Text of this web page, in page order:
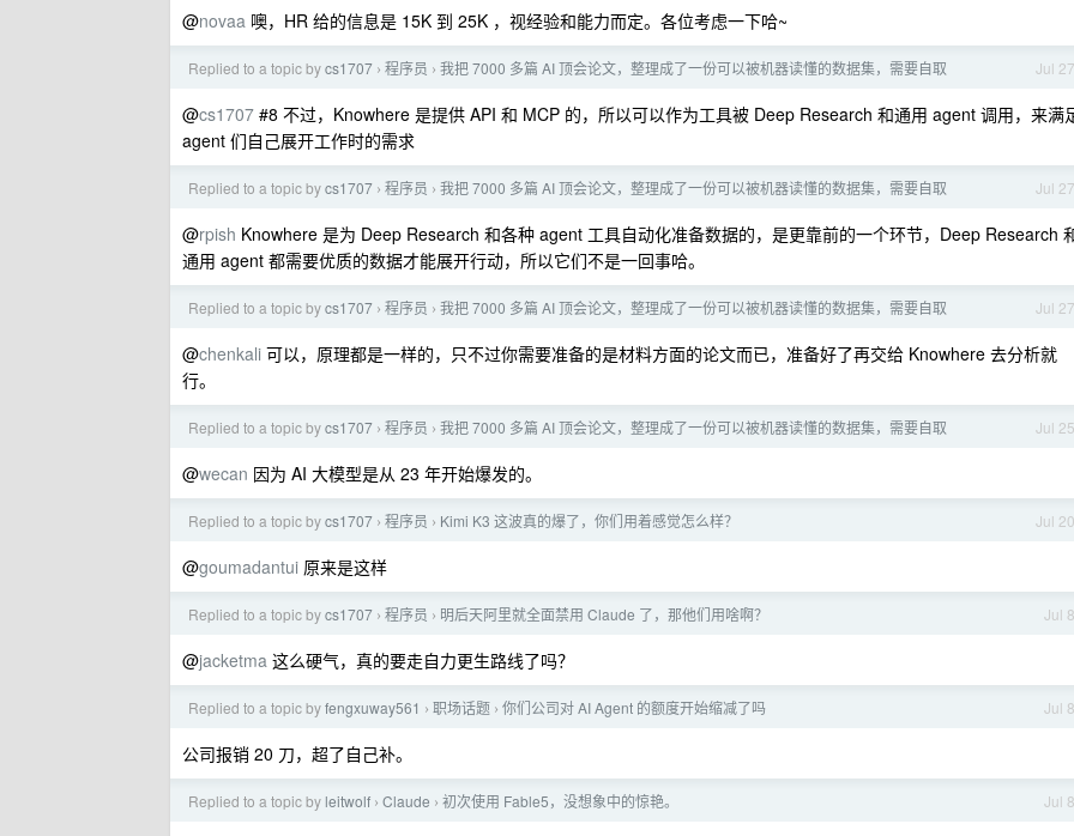
@novaa 噢，HR 给的信息是 15K 到 25K ，视经验和能力而定。各位考虑一下哈~
Jul 27
Replied to a topic bycs1707 › 程序员 › 我把 7000 多篇 AI 顶会论文，整理成了一份可以被机器读懂的数据集，需要自取
@cs1707 #8 不过，Knowhere 是提供 API 和 MCP 的，所以可以作为工具被 Deep Research 和通用 agent 调用，来满
agent 们自己展开工作时的需求
Jul 27
Replied to a topic bycs1707 › 程序员 › 我把 7000 多篇 AI 顶会论文，整理成了一份可以被机器读懂的数据集，需要自取
@rpish Knowhere 是为 Deep Research 和各种 agent 工具自动化准备数据的，是更靠前的一个环节，Deep Research
通用 agent 都需要优质的数据才能展开行动，所以它们不是一回事哈。
Jul 27
Replied to a topic bycs1707 › 程序员 › 我把 7000 多篇 AI 顶会论文，整理成了一份可以被机器读懂的数据集，需要自取
@chenkali 可以，原理都是一样的，只不过你需要准备的是材料方面的论文而已，准备好了再交给 Knowhere 去分析就
行。
Jul 25
Replied to a topic bycs1707 › 程序员 › 我把 7000 多篇 AI 顶会论文，整理成了一份可以被机器读懂的数据集，需要自取
@wecan 因为 AI 大模型是从 23 年开始爆发的。
Jul 20
Replied to a topic bycs1707 › 程序员 › Kimi K3 这波真的爆了，你们用着感觉怎么样？
@goumadantui 原来是这样
Jul 8
Replied to a topic bycs1707 › 程序员 › 明后天阿里就全面禁用 Claude 了，那他们用啥啊？
@jacketma 这么硬气，真的要走自力更生路线了吗？
Jul 8
Replied to a topic byfengxuway561 › 职场话题 › 你们公司对 AI Agent 的额度开始缩减了吗
公司报销 20 刀，超了自己补。
Jul 8
Replied to a topic by leitwolf › Claude › 初次使用 Fable5，没想象中的惊艳。